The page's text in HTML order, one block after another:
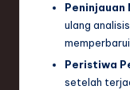
Peninjauan
ulang
Peristiwa
setelah